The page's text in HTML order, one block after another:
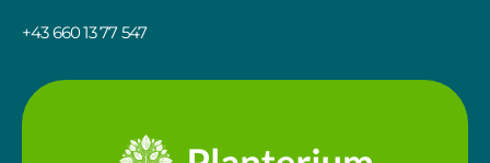
+43 660 13 77 547